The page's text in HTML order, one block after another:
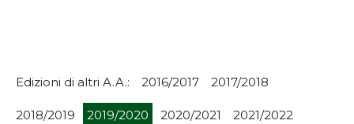
Edizioni di altri A.A.: 2016/2017 2017/2018
2018/2019 2019/2020 2020/2021 2021/2022